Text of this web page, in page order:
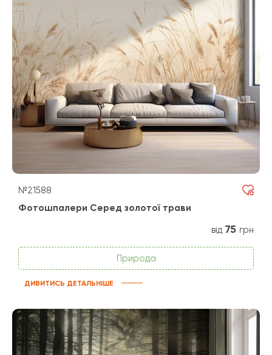
№21588
Фотошпалери Серед золотої трави
від 75 грн
Природа
ДИВИТИСЬ ДЕТАЛЬНІШЕ